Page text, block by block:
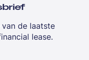
de laatste
lease.